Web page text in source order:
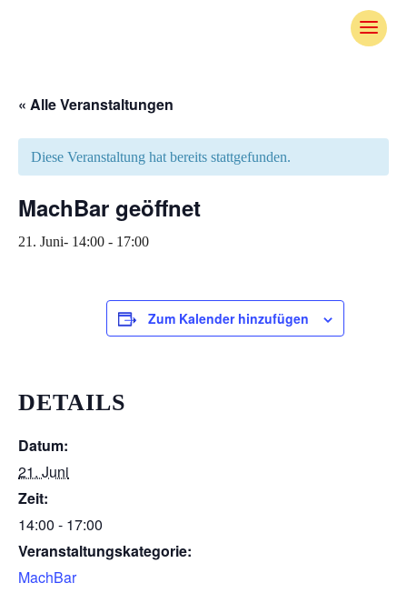
« Alle Veranstaltungen
Diese Veranstaltung hat bereits stattgefunden.
MachBar geöffnet
21. Juni- 14:00 - 17:00
Zum Kalender hinzufügen
DETAILS
Datum:
21. Juni
Zeit:
14:00 - 17:00
Veranstaltungskategorie:
MachBar